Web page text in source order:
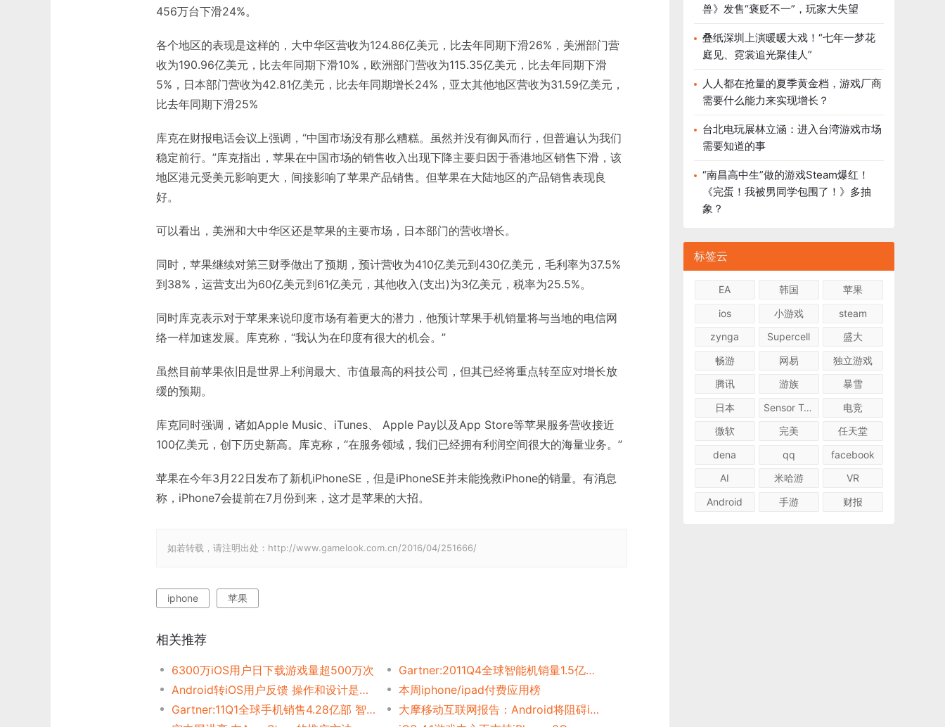
456万台下滑24%。
各个地区的表现是这样的，大中华区营收为124.86亿美元，比去年同期下滑26%，美洲部门营
收为190.96亿美元，比去年同期下滑10%，欧洲部门营收为115.35亿美元，比去年同期下滑
5%，日本部门营收为42.81亿美元，比去年同期增长24%，亚太其他地区营收为31.59亿美元，
比去年同期下滑25%
库克在财报电话会议上强调，“中国市场没有那么糟糕。虽然并没有御风而行，但普遍认为我们
稳定前行。”库克指出，苹果在中国市场的销售收入出现下降主要归因于香港地区销售下滑，该
地区港元受美元影响更大，间接影响了苹果产品销售。但苹果在大陆地区的产品销售表现良
好。
可以看出，美洲和大中华区还是苹果的主要市场，日本部门的营收增长。
同时，苹果继续对第三财季做出了预期，预计营收为410亿美元到430亿美元，毛利率为37.5%
到38%，运营支出为60亿美元到61亿美元，其他收入(支出)为3亿美元，税率为25.5%。
同时库克表示对于苹果来说印度市场有着更大的潜力，他预计苹果手机销量将与当地的电信网
络一样加速发展。库克称，“我认为在印度有很大的机会。”
虽然目前苹果依旧是世界上利润最大、市值最高的科技公司，但其已经将重点转至应对增长放
缓的预期。
库克同时强调，诸如Apple Music、iTunes、 Apple Pay以及App Store等苹果服务营收接近
100亿美元，创下历史新高。库克称，“在服务领域，我们已经拥有利润空间很大的海量业务。”
苹果在今年3月22日发布了新机iPhoneSE，但是iPhoneSE并未能挽救iPhone的销量。有消息
称，iPhone7会提前在7月份到来，这才是苹果的大招。
如若转载，请注明出处：http://www.gamelook.com.cn/2016/04/251666/
iphone 苹果
相关推荐
6300万iOS用户日下载游戏量超500万次
Gartner:2011Q4全球智能机销量1.5亿部 Android占50.9% iPhone23.8%
Android转iOS用户反馈 操作和设计是亮点
本周iphone/ipad付费应用榜
Gartner:11Q1全球手机销售4.28亿部 智能机占23.6%
大摩移动互联网报告：Android将阻碍iPhone扩张
兽》发售“褒贬不一”，玩家大失望
叠纸深圳上演暖暖大戏！“七年一梦花
庭见、霓裳追光聚佳人”
人人都在抢量的夏季黄金档，游戏厂商
需要什么能力来实现增长？
台北电玩展林立涵：进入台湾游戏市场
需要知道的事
“南昌高中生”做的游戏Steam爆红！
《完蛋！我被男同学包围了！》多抽
象？
标签云
EA 韩国
苹果
ios
小游戏
steam
zynga
Supercell
盛大
畅游
网易
独立游戏
腾讯
游族
暴雪
日本
Sensor Tower
电竞
微软
完美
任天堂
dena
qq
facebook
AI
米哈游
VR
Android
手游 财报